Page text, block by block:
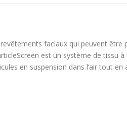
faciaux qui peuvent être
est un système de tissu à
en suspension dans l’air tout en